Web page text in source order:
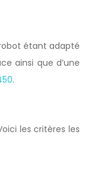
étant adapté
ainsi que d’une
.
les critères les